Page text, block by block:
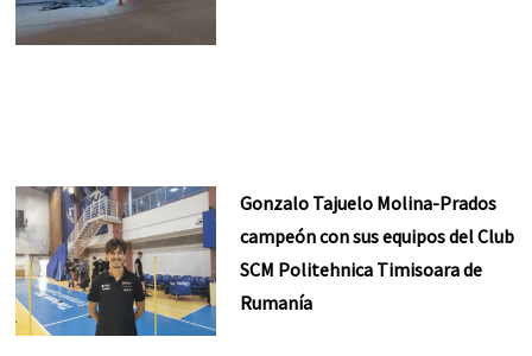
Gonzalo Tajuelo Molina-Prados
campeón con sus equipos del Club
SCM Politehnica Timisoara de
Rumanía